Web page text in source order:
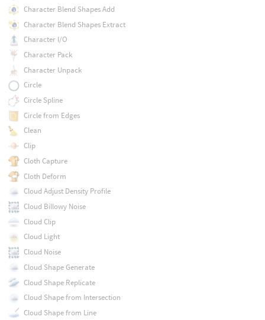
Character Blend Shapes Add
Character Blend Shapes Extract
Character I/O
Character Pack
Character Unpack
Circle
Circle Spline
Circle from Edges
Clean
Clip
Cloth Capture
Cloth Deform
Cloud Adjust Density Profile
Cloud Billowy Noise
Cloud Clip
Cloud Light
Cloud Noise
Cloud Shape Generate
Cloud Shape Replicate
Cloud Shape from Intersection
Cloud Shape from Line